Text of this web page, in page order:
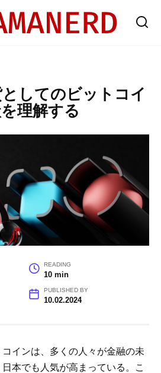
してのビットコイ
理解する
READING
10 min
PUBLISHED BY
10.02.2024
インは、多くの人々が金融の未
本でも人気が高まっている。こ